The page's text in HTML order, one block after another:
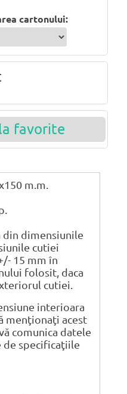
cartonului:
favorite
m.m.
dimensiunile
cutiei
15 mm în
folosit, daca
cutiei.
interioara
menţionaţi acest
comunica datele
de specificaţiile